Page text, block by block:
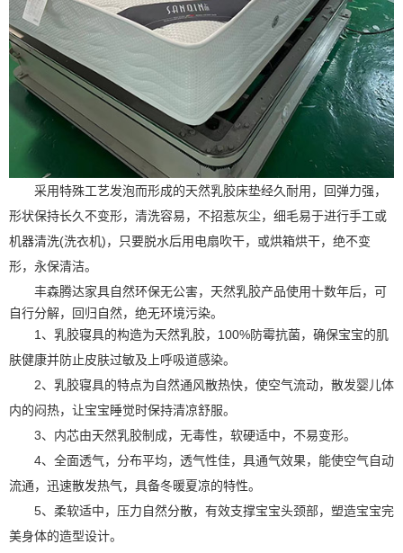
采用特殊工艺发泡而形成的天然乳胶床垫经久耐用，回弹力强，
形状保持长久不变形，清洗容易，不招惹灰尘，细毛易于进行手工或
机器清洗(洗衣机)，只要脱水后用电扇吹干，或烘箱烘干，绝不变
形，永保清洁。
丰森腾达家具自然环保无公害，天然乳胶产品使用十数年后，可
自行分解，回归自然，绝无环境污染。
1、乳胶寝具的构造为天然乳胶， 100%防霉抗菌，确保宝宝的肌
肤健康并防止皮肤过敏及上呼吸道感染。
2、乳胶寝具的特点为自然通风散热快，使空气流动，散发婴儿体
内的闷热，让宝宝睡觉时保持清凉舒服。
3、内芯由天然乳胶制成，无毒性，软硬适中，不易变形。
4、全面透气，分布平均，透气性佳，具通气效果，能使空气自动
流通，迅速散发热气，具备冬暖夏凉的特性。
5、柔软适中，压力自然分散，有效支撑宝宝头颈部，塑造宝宝完
美身体的造型设计。